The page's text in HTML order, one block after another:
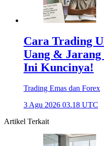
Cara Trading
Uang &
Ini Kuncinya!
Trading Emas dan Forex
3 Agu 2026 03.18 UTC
Artikel Terkait